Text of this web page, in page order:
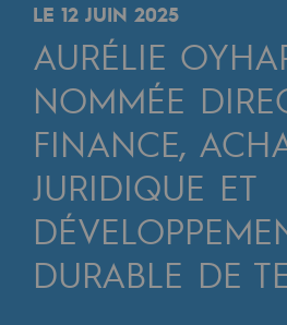
Transversalité et
Notre culture et nos
Une organisation
Notre organisation
Notre
Gouvernance
LE 12 JUIN 2025
AURÉLIE
NOMMÉE
FINANCE,
JURIDIQUE ET
DURABLE DE